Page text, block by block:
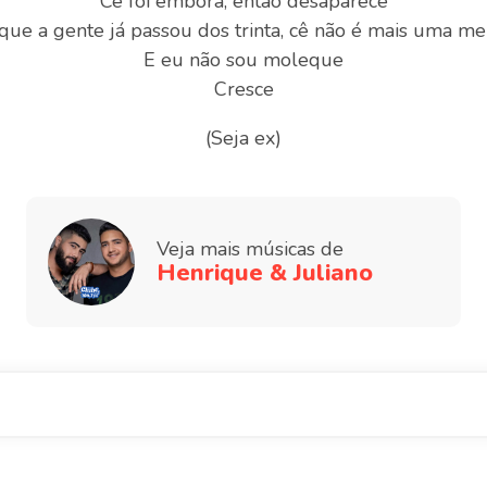
a gente já passou dos trinta, cê não é mais uma
E eu não sou moleque
Cresce
(Seja ex)
Veja mais músicas de
Henrique & Juliano